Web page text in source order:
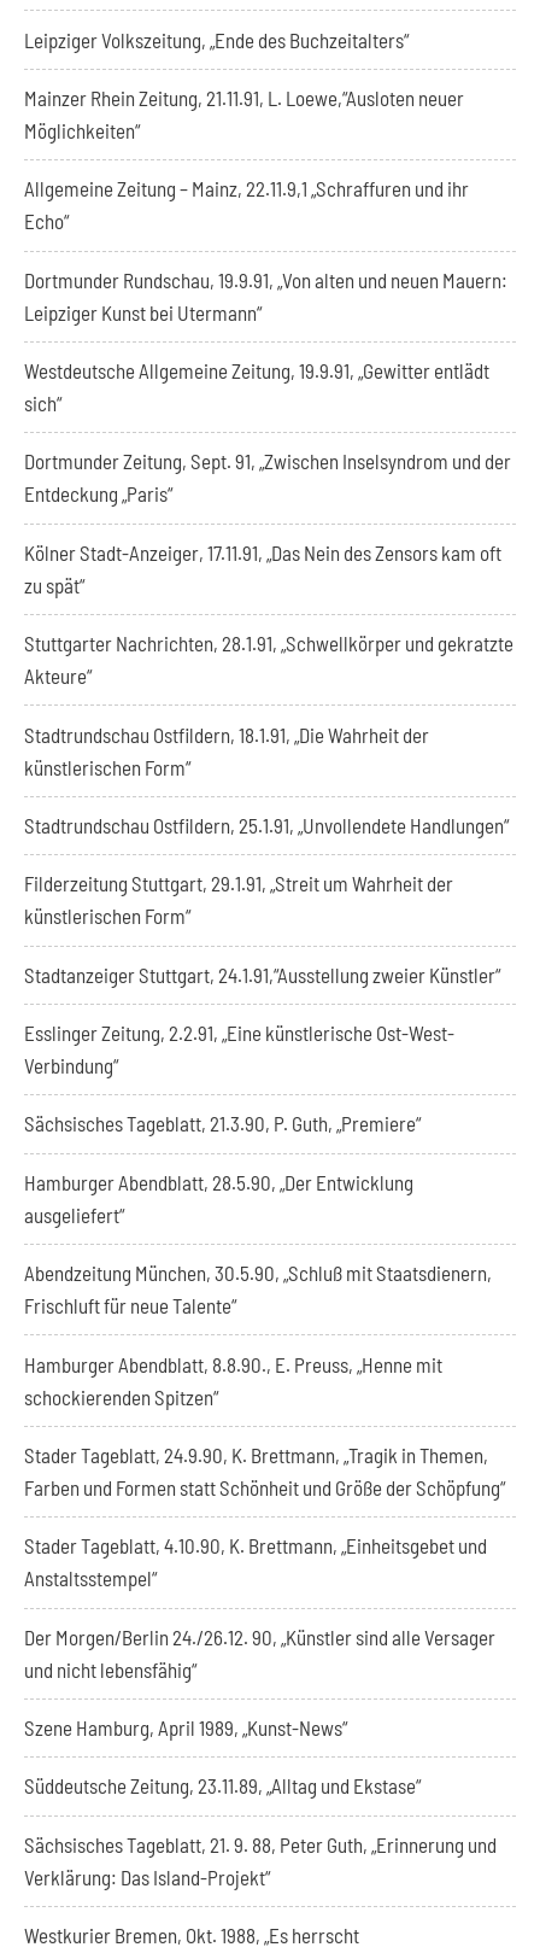
Leipziger Volkszeitung, „Ende des Buchzeitalters“
Mainzer Rhein Zeitung, 21.11.91, L. Loewe,“Ausloten neuer
Möglichkeiten“
Allgemeine Zeitung – Mainz, 22.11.9,1 „Schraffuren und ihr
Echo“
Dortmunder Rundschau, 19.9.91, „Von alten und neuen Mauern:
Leipziger Kunst bei Utermann“
Westdeutsche Allgemeine Zeitung, 19.9.91, „Gewitter entlädt
sich“
Dortmunder Zeitung, Sept. 91, „Zwischen Inselsyndrom und der
Entdeckung „Paris“
Kölner Stadt-Anzeiger, 17.11.91, „Das Nein des Zensors kam oft
zu spät“
Stuttgarter Nachrichten, 28.1.91, „Schwellkörper und gekratzte
Akteure“
Stadtrundschau Ostfildern, 18.1.91, „Die Wahrheit der
künstlerischen Form“
Stadtrundschau Ostfildern, 25.1.91, „Unvollendete Handlungen“
Filderzeitung Stuttgart, 29.1.91, „Streit um Wahrheit der
künstlerischen Form“
Stadtanzeiger Stuttgart, 24.1.91,“Ausstellung zweier Künstler“
Esslinger Zeitung, 2.2.91, „Eine künstlerische Ost-West-
Verbindung“
Sächsisches Tageblatt, 21.3.90, P. Guth, „Premiere“
Hamburger Abendblatt, 28.5.90, „Der Entwicklung
ausgeliefert“
Abendzeitung München, 30.5.90, „Schluß mit Staatsdienern,
Frischluft für neue Talente“
Hamburger Abendblatt, 8.8.90., E. Preuss, „Henne mit
schockierenden Spitzen“
Stader Tageblatt, 24.9.90, K. Brettmann, „Tragik in Themen,
Farben und Formen statt Schönheit und Größe der Schöpfung“
Stader Tageblatt, 4.10.90, K. Brettmann, „Einheitsgebet und
Anstaltsstempel“
Der Morgen/Berlin 24./26.12. 90, „Künstler sind alle Versager
und nicht lebensfähig“
Szene Hamburg, April 1989, „Kunst-News“
Süddeutsche Zeitung, 23.11.89, „Alltag und Ekstase“
Sächsisches Tageblatt, 21. 9. 88, Peter Guth, „Erinnerung und
Verklärung: Das Island-Projekt“
Westkurier Bremen, Okt. 1988, „Es herrscht